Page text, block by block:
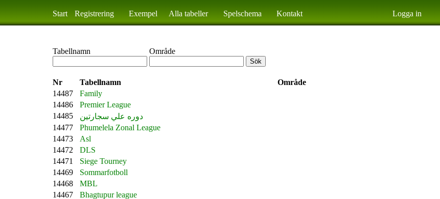
Tabellnamn Område
Nr Tabellnamn
Område
14487
Family
14486
Premier League
14485
دوره علي سجارتين
14477
Phumelela Zonal League
14473
Asl
14472
DLS
14471
Siege Tourney
14469
Sommarfotboll
14468
MBL
14467
Bhagtupur league
Start Registrering Exempel Alla tabeller Spelschema Kontakt Logga in